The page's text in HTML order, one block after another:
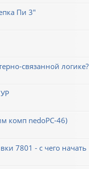
Пи 3"
связанной логике?
комп nedoPC-46)
7801 - с чего начать